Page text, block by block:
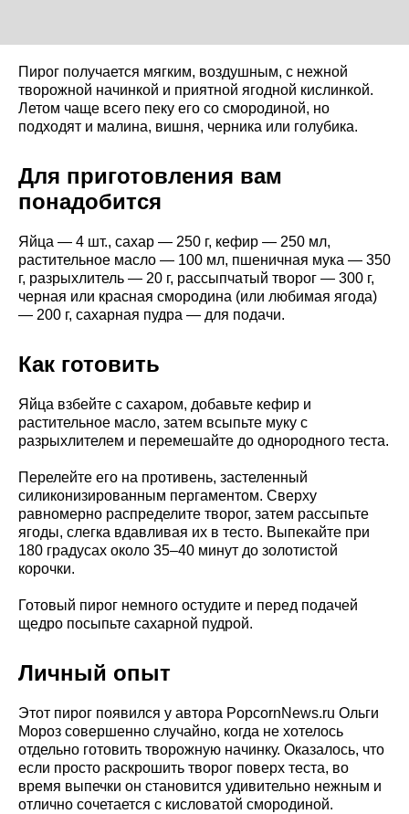
Пирог получается мягким, воздушным, с нежной
творожной начинкой и приятной ягодной кислинкой.
Летом чаще всего пеку его со смородиной, но
подходят и малина, вишня, черника или голубика.
Для приготовления вам
понадобится
Яйца — 4 шт., сахар — 250 г, кефир — 250 мл,
растительное масло — 100 мл, пшеничная мука — 350
г, разрыхлитель — 20 г, рассыпчатый творог — 300 г,
черная или красная смородина (или любимая ягода)
— 200 г, сахарная пудра — для подачи.
Как готовить
Яйца взбейте с сахаром, добавьте кефир и
растительное масло, затем всыпьте муку с
разрыхлителем и перемешайте до однородного теста.
Перелейте его на противень, застеленный
силиконизированным пергаментом. Сверху
равномерно распределите творог, затем рассыпьте
ягоды, слегка вдавливая их в тесто. Выпекайте при
180 градусах около 35–40 минут до золотистой
корочки.
Готовый пирог немного остудите и перед подачей
щедро посыпьте сахарной пудрой.
Личный опыт
Этот пирог появился у автора PopcornNews.ru Ольги
Мороз совершенно случайно, когда не хотелось
отдельно готовить творожную начинку. Оказалось, что
если просто раскрошить творог поверх теста, во
время выпечки он становится удивительно нежным и
отлично сочетается с кисловатой смородиной.